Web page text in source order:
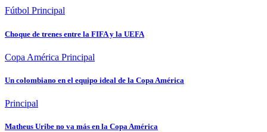
Fútbol Principal
Choque de trenes entre la FIFA y la UEFA
Copa América Principal
Un colombiano en el equipo ideal de la Copa América
Principal
Matheus Uribe no va más en la Copa América